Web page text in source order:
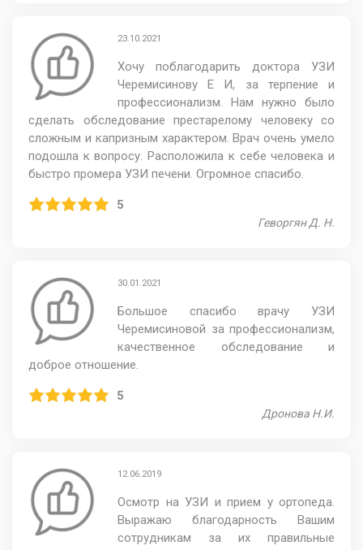
23.10.2021
Хочу поблагодарить доктора УЗИ
Черемисинову Е И, за терпение и
профессионализм. Нам нужно было
сделать обследование престарелому человеку со
сложным и капризным характером. Врач очень умело
подошла к вопросу. Расположила к себе человека и
быстро промера УЗИ печени. Огромное спасибо.
5
Геворгян Д. Н.
30.01.2021
Большое спасибо врачу УЗИ
Черемисиновой за профессионализм,
качественное обследование и
доброе отношение.
5
Дронова Н.И.
12.06.2019
Осмотр на УЗИ и прием у ортопеда.
Выражаю благодарность Вашим
сотрудникам за их правильные